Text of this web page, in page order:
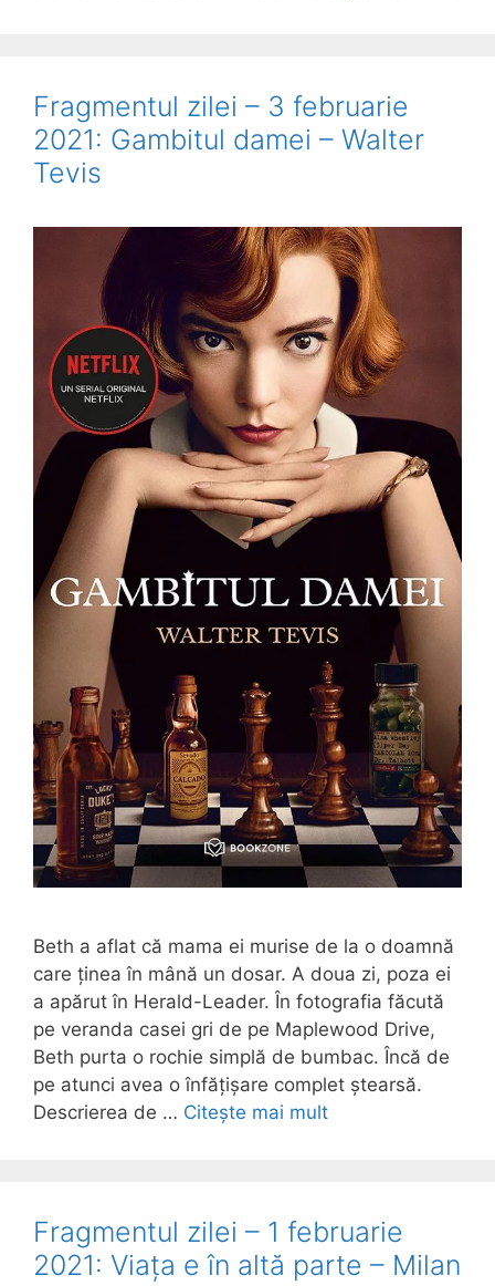
Fragmentul zilei – 3 februarie
2021: Gambitul damei – Walter
Tevis
Beth a aflat că mama ei murise de la o doamnă
care ținea în mână un dosar. A doua zi, poza ei
a apărut în Herald-Leader. În fotografia făcută
pe veranda casei gri de pe Maplewood Drive,
Beth purta o rochie simplă de bumbac. Încă de
pe atunci avea o înfățișare complet ștearsă.
Descrierea de … Citește mai mult
Fragmentul zilei – 1 februarie
2021: Viața e în altă parte – Milan